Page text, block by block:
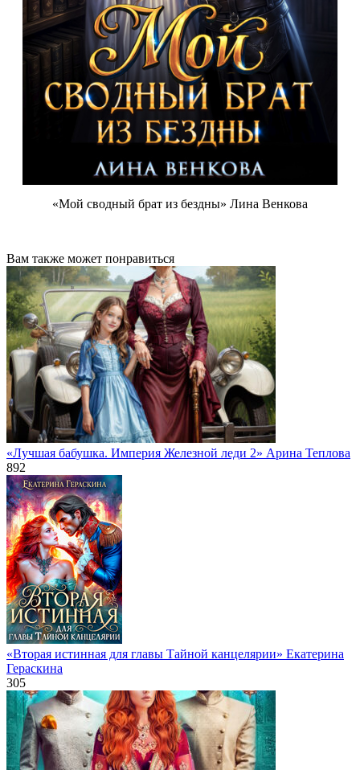
«Мой сводный брат из бездны» Лина Венкова
Вам также может понравиться
«Лучшая бабушка. Империя Железной леди 2» Арина Теплова
892
«Вторая истинная для главы Тайной канцелярии» Екатерина
Гераскина
305